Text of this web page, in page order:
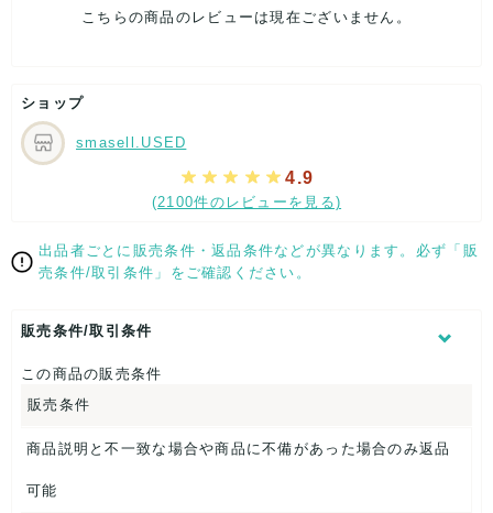
身幅：約43cm
こちらはUSED品になりますが、
特記する程のダメージはなく、状態良好なお品になります。
ダメージがある場合はできる限り、撮影しておりますので、
【 サイズ・容量 】
肩幅：約30cm
身幅：約43cm
【 素材・成分 】
素材タグを撮影しておりますので、ご確認くださいませ。
【 商品札 】
こちらの商品のレビューは現在ございません。
ショップ
smasell.USED
4.9
(2100件のレビューを見る)
出品者ごとに販売条件・返品条件などが異なります。必ず「販
売条件/取引条件」をご確認ください。
販売条件/取引条件
この商品の販売条件
販売条件
商品説明と不一致な場合や商品に不備があった場合のみ返品
可能